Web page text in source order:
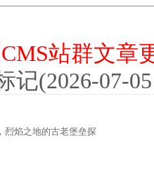
站群文章
记(2026-07-
烈焰之地的古老堡垒探